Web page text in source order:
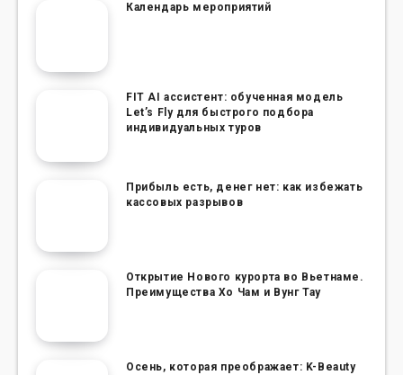
Календарь мероприятий
FIT AI ассистент: обученная модель
Let’s Fly для быстрого подбора
индивидуальных туров
Прибыль есть, денег нет: как избежать
кассовых разрывов
Открытие Нового курорта во Вьетнаме.
Преимущества Хо Чам и Вунг Тау
Осень, которая преображает: K-Beauty